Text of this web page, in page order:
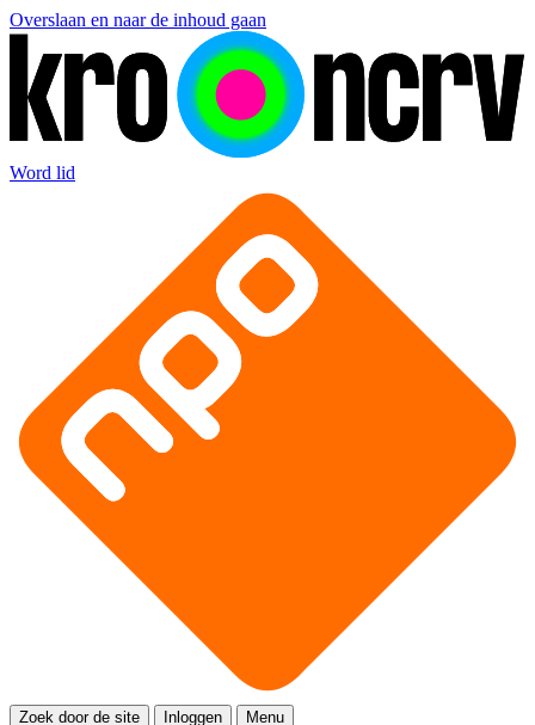
Overslaan en naar de inhoud gaan
Word lid
Zoek door de site Inloggen Menu